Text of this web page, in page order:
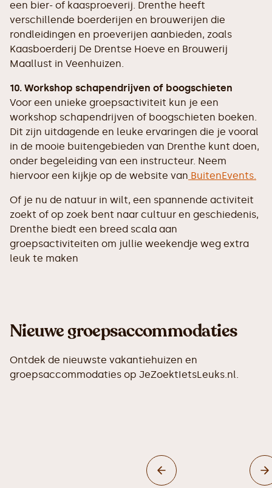
een bier- of kaasproeverij. Drenthe heeft
verschillende boerderijen en brouwerijen die
rondleidingen en proeverijen aanbieden, zoals
Kaasboerderij De Drentse Hoeve en Brouwerij
Maallust in Veenhuizen.
10. Workshop schapendrijven of boogschieten
Voor een unieke groepsactiviteit kun je een
workshop schapendrijven of boogschieten boeken.
Dit zijn uitdagende en leuke ervaringen die je vooral
in de mooie buitengebieden van Drenthe kunt doen,
onder begeleiding van een instructeur. Neem
hiervoor een kijkje op de website van BuitenEvents.
Of je nu de natuur in wilt, een spannende activiteit
zoekt of op zoek bent naar cultuur en geschiedenis,
Drenthe biedt een breed scala aan
groepsactiviteiten om jullie weekendje weg extra
leuk te maken
Nieuwe groepsaccommodaties
Ontdek de nieuwste vakantiehuizen en
groepsaccommodaties op JeZoektIetsLeuks.nl.